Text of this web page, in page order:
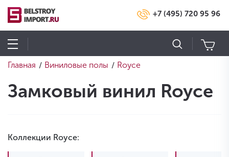
+7 (495) 720 95 96
Главная / Виниловые полы / Royce
Замковый винил Royce
Коллекции Royce: